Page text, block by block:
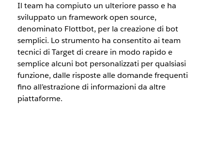
Il team ha compiuto un ulteriore passo e ha
sviluppato un framework open source,
denominato Flottbot, per la creazione di bot
semplici. Lo strumento ha consentito ai team
tecnici di Target di creare in modo rapido e
semplice alcuni bot personalizzati per qualsiasi
funzione, dalle risposte alle domande frequenti
fino all’estrazione di informazioni da altre
piattaforme.